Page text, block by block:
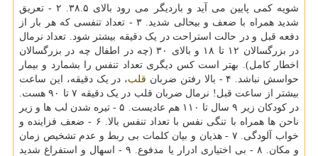
شویه کمی پایین می آید و باردیگر می رود بالای ۳۸.۵. ۲ - تعریق
شدید همراه با ضعف و بیحالی شدید. ۳ - تعداد تنفسی که هر بار از
دفعه قبل و در حالت استراحت در یک دقیقه بیشتر شود. تعداد نرمال
در بزرگسالان ۱۲ تا ۱۸ و بالای ۳۰ (چه در اطفال چه در بزرگسالان
اخطار کامل). بهتر است کس دیگری تعداد تنفس را بشمارد و بیمار
حواسش نباشد. ۴ - بالا رفتن ضربان
قلب، در یک دقیقه، این ساعت
بیشتر از ساعت قبل! نرمال ضربان قلب در یک دقیقه ۷ تا ۹۰ هست.
در کودکان زیر ۹ سال تا ۱۱۰ هم عادیست. ۵ - تیره شدن لب ها و زیر
ناحن ها همراه با تنگی نفس با تعداد تنفس بالا. ۶ - ضعف فزاینده و
خواب آلودگی. ۷ - هذیان و بیان کلمات بی ربط و عدم تشخیص زمان
و مکان. ۸ - بی اختیاری ادرار یا مدفوع. ۹ - اسهال و استفراغ شدید